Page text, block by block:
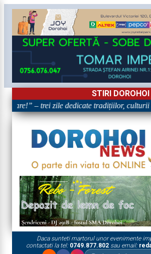
STIRI DOROHOI
– trei zile dedicate tradițiilor,
Daca sunteti martorul unor evenimente
contactati la tel: 0749.877.802sau email: